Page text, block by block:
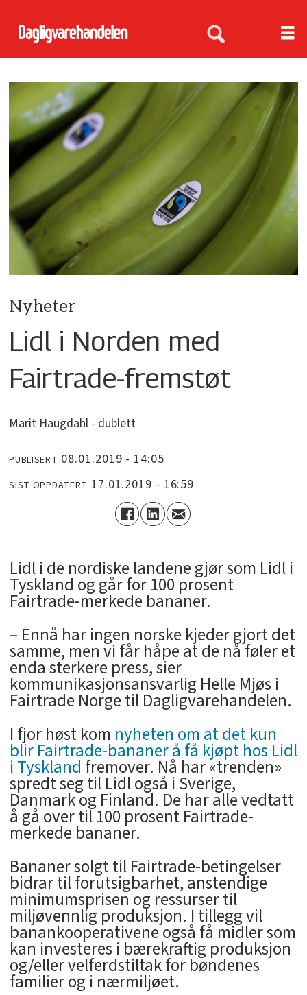
Nyheter
Lidl i Norden med
Fairtrade-fremstøt
Marit Haugdahl - dublett
PUBLISERT 08.01.2019 - 14:05
SIST OPPDATERT 17.01.2019 - 16:59
Lidl i de nordiske landene gjør som Lidl i
Tyskland og går for 100 prosent
Fairtrade-merkede bananer.
– Ennå har ingen norske kjeder gjort det
samme, men vi får håpe at de nå føler et
enda sterkere press, sier
kommunikasjonsansvarlig Helle Mjøs i
Fairtrade Norge til Dagligvarehandelen.
I fjor høst kom nyheten om at det kun
blir Fairtrade-bananer å få kjøpt hos Lidl
i Tyskland fremover. Nå har «trenden»
spredt seg til Lidl også i Sverige,
Danmark og Finland. De har alle vedtatt
å gå over til 100 prosent Fairtrade-
merkede bananer.
Bananer solgt til Fairtrade-betingelser
bidrar til forutsigbarhet, anstendige
minimumsprisen og ressurser til
miljøvennlig produksjon. I tillegg vil
banankooperativene også få midler som
kan investeres i bærekraftig produksjon
og/eller velferdstiltak for bøndenes
familier og i nærmiljøet.